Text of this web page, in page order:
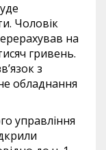
Чоловік
на
гривень.
з
обладнання
управління